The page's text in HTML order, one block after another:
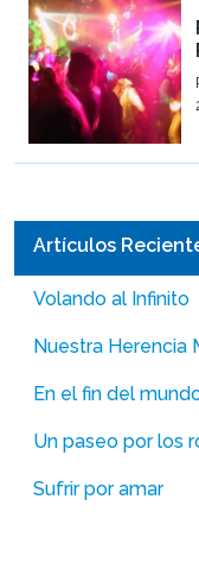
Artículos
Volando al Infinito
Nuestra Herencia
En el fin del
Un paseo por los
Sufrir por amar